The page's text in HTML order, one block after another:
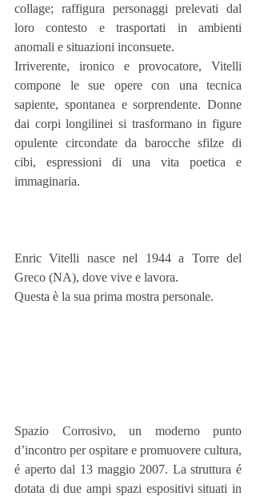
collage; raffigura personaggi prelevati dal
loro contesto e trasportati in ambienti
anomali e situazioni inconsuete.
Irriverente, ironico e provocatore, Vitelli
compone le sue opere con una tecnica
sapiente, spontanea e sorprendente. Donne
dai corpi longilinei si trasformano in figure
opulente circondate da barocche sfilze di
cibi, espressioni di una vita poetica e
immaginaria.
Enric Vitelli nasce nel 1944 a Torre del
Greco (NA), dove vive e lavora.
Questa è la sua prima mostra personale.
Spazio Corrosivo, un moderno punto
d’incontro per ospitare e promuovere cultura,
é aperto dal 13 maggio 2007. La struttura é
dotata di due ampi spazi espositivi situati in